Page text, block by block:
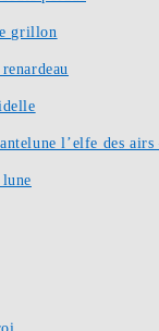
grillon
l’elfe des airs